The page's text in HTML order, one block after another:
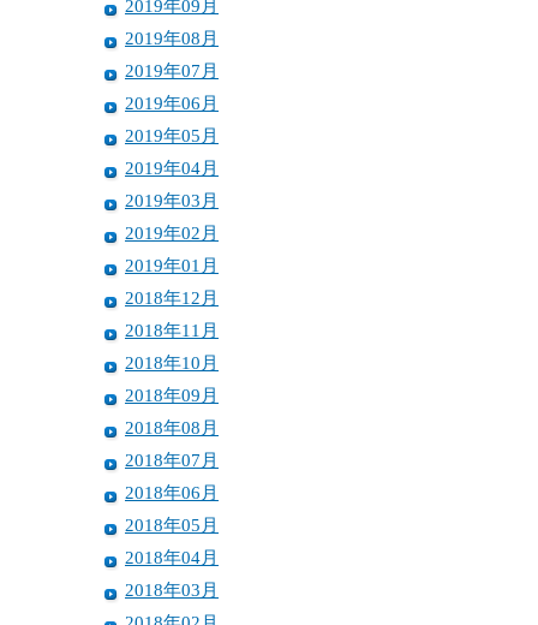
2019年09月
2019年08月
2019年07月
2019年06月
2019年05月
2019年04月
2019年03月
2019年02月
2019年01月
2018年12月
2018年11月
2018年10月
2018年09月
2018年08月
2018年07月
2018年06月
2018年05月
2018年04月
2018年03月